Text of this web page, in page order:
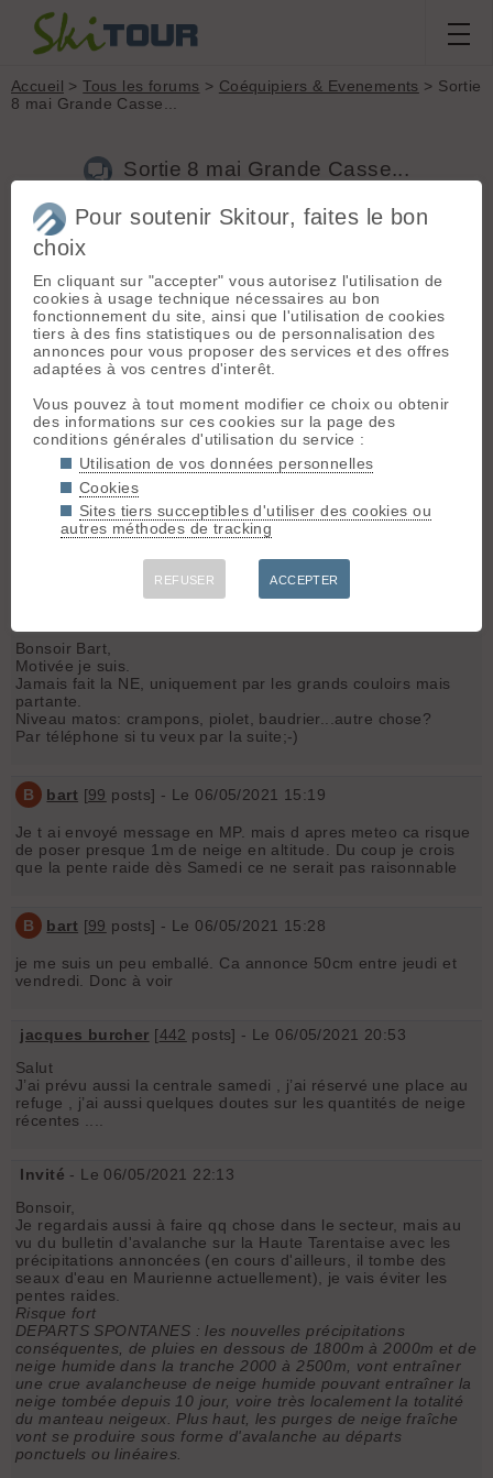
Accueil >Tous les forums > Coéquipiers & Evenements > Sortie
8 mai Grande Casse...
Sortie 8 mai Grande Casse...
Nouveau sujet
Fanny73*
4 posts] - Le 05/05/2021 13:57
Bonjour à tous,
Nouvelle sur le site mais pas sur les skis, je suis motivée pour
une sortie ce samedi 8 mai pour le Charvin (si conditions
d'enneigement suffisante???) ou la Grande Casse
(préférence).
Si ca vous tente, je cherche coéquipier(e)s pour cette sortie.
Pas un grand rythme (600-700m/h), pas une grande tchatche,
mais juste un plaisir à partager en montagne! 🤩
[99posts] - Le 05/05/2021 20:30
Bonsoir
je cherche quelqu un pour la NE de la grande Casse samedi
si qqun est motivé 😉
Bonsoir Bart,
Motivée je suis.
Jamais fait la NE, uniquement par les grands couloirs mais
partante.
Niveau matos: crampons, piolet, baudrier...autre chose?
Par téléphone si tu veux par la suite;-)
B bart [99 posts] - Le 06/05/2021 15:19
Je t ai envoyé message en MP. mais d apres meteo ca risque
de poser presque 1m de neige en altitude. Du coup je crois
que la pente raide dès Samedi ce ne serait pas raisonnable
B bart [99 posts] - Le 06/05/2021 15:28
je me suis un peu emballé. Ca annonce 50cm entre jeudi et
vendredi. Donc à voir
jacques burcher [442 posts] - Le 06/05/2021 20:53
Salut
J’ai prévu aussi la centrale samedi , j’ai réservé une place au
refuge , j’ai aussi quelques doutes sur les quantités de neige
récentes ....
Invité - Le 06/05/2021 22:13
Bonsoir,
Je regardais aussi à faire qq chose dans le secteur, mais au
vu du bulletin d'avalanche sur la Haute Tarentaise avec les
précipitations annoncées (en cours d'ailleurs, il tombe des
seaux d'eau en Maurienne actuellement), je vais éviter les
pentes raides.
Risque fort
DEPARTS SPONTANES : les nouvelles précipitations
conséquentes, de pluies en dessous de 1800m à 2000m et de
neige humide dans la tranche 2000 à 2500m, vont entraîner
une crue avalancheuse de neige humide pouvant entraîner la
neige tombée depuis 10 jour, voire très localement la totalité
du manteau neigeux. Plus haut, les purges de neige fraîche
vont se produire sous forme d'avalanche au départs
ponctuels ou linéaires.
Pour soutenir Skitour, faites le bon
choix
En cliquant sur "accepter" vous autorisez l'utilisation de
cookies à usage technique nécessaires au bon
fonctionnement du site, ainsi que l'utilisation de cookies
tiers à des fins statistiques ou de personnalisation des
annonces pour vous proposer des services et des offres
adaptées à vos centres d'interêt.
Vous pouvez à tout moment modifier ce choix ou obtenir
des informations sur ces cookies sur la page des
conditions générales d'utilisation du service :
Utilisation de vos données personnelles
Cookies
Sites tiers succeptibles d'utiliser des cookies ou
autres méthodes de tracking
REFUSER ACCEPTER